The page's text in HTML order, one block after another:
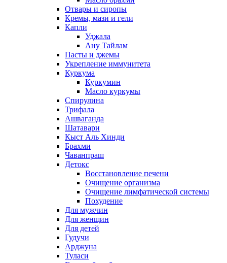
Отвары и сиропы
Кремы, мази и гели
Капли
Уджала
Ану Тайлам
Пасты и джемы
Укрепление иммунитета
Куркума
Куркумин
Масло куркумы
Спирулина
Трифала
Ашваганда
Шатавари
Кыст Аль Хинди
Брахми
Чаванпраш
Детокс
Восстановление печени
Очищение организма
Очищение лимфатической системы
Похудение
Для мужчин
Для женщин
Для детей
Гудучи
Арджуна
Туласи